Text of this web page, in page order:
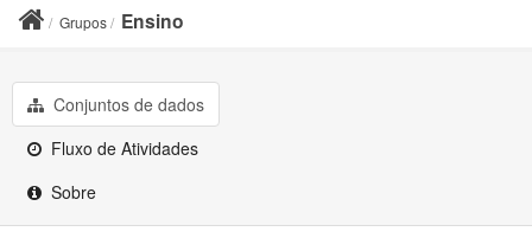
Grupos Ensino
Conjuntos de dados
Fluxo de Atividades
Sobre